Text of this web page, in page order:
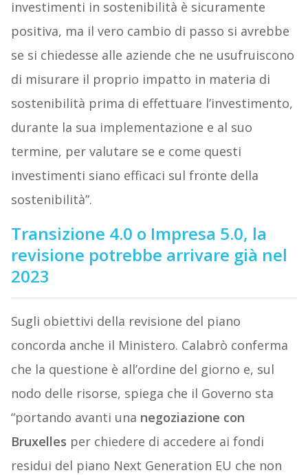
investimenti in sostenibilità è sicuramente
positiva, ma il vero cambio di passo si avrebbe
se si chiedesse alle aziende che ne usufruiscono
di misurare il proprio impatto in materia di
sostenibilità prima di effettuare l’investimento,
durante la sua implementazione e al suo
termine, per valutare se e come questi
investimenti siano efficaci sul fronte della
sostenibilità”.
Transizione 4.0 o Impresa 5.0, la
revisione potrebbe arrivare già nel
2023
Sugli obiettivi della revisione del piano
concorda anche il Ministero. Calabrò conferma
che la questione è all’ordine del giorno e, sul
nodo delle risorse, spiega che il Governo sta
“portando avanti una negoziazione con
Bruxelles per chiedere di accedere ai fondi
residui del piano Next Generation EU che non